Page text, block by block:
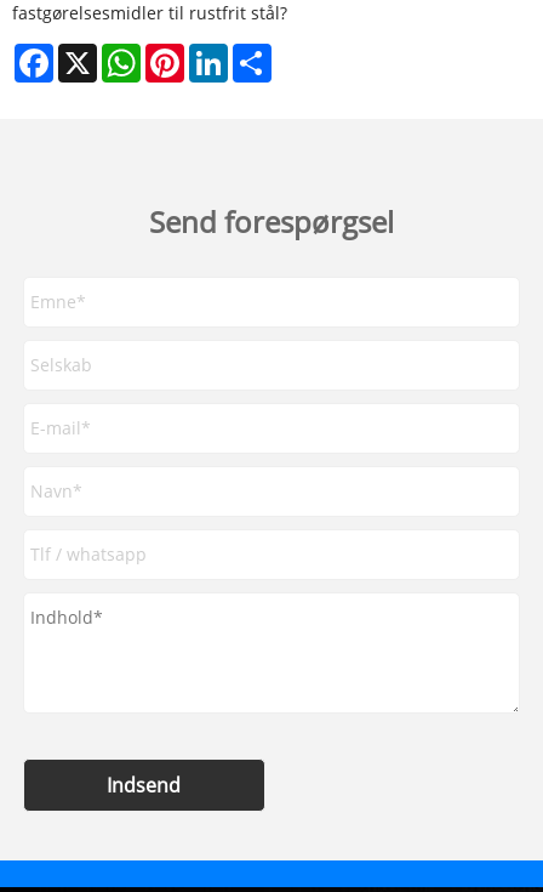
fastgørelsesmidler til rustfrit stål?
Facebook
X WhatsAppPinterestLinkedIn
Send forespørgsel
Indsend